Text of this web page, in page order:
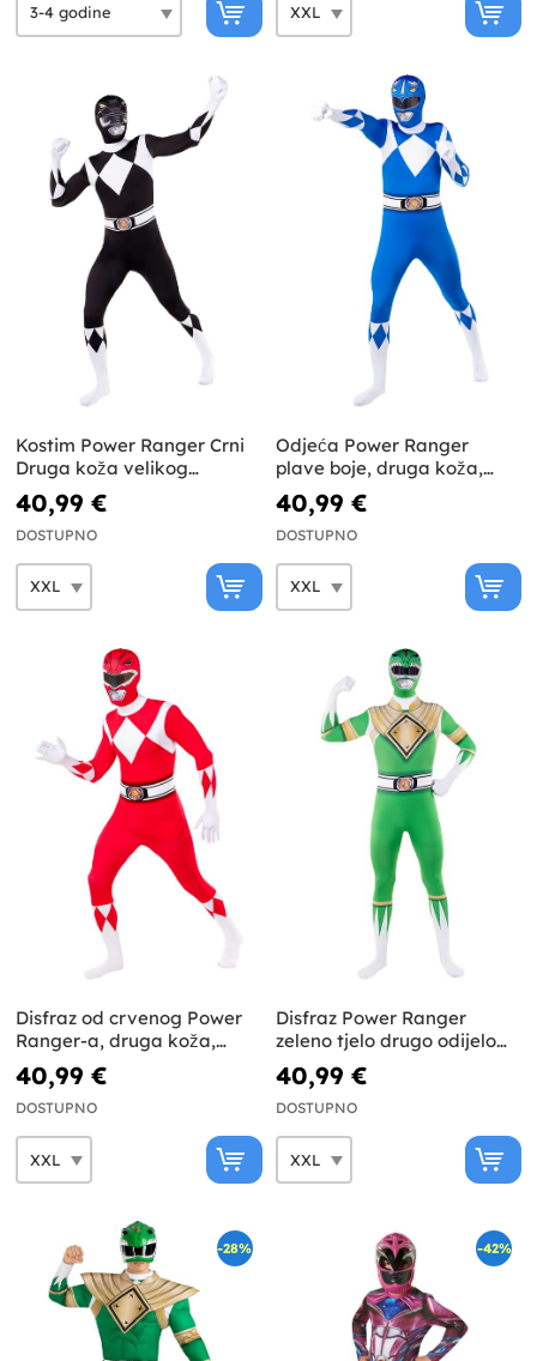
Kostim Power Ranger Crni
Druga koža velikog
formata
40,99 €
DOSTUPNO
Odjeća Power Ranger
plave boje, druga koža,
velika veličina
40,99 €
DOSTUPNO
Disfraz od crvenog Power
Ranger-a, druga koža,
velika veličina
40,99 €
DOSTUPNO
Disfraz Power Ranger
zeleno tjelo drugo odijelo
velika veličina
40,99 €
DOSTUPNO
-28% -42%